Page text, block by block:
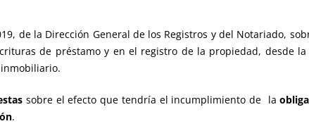
de la Dirección General de los Registros y del Notariado,
de préstamo y en el registro de la propiedad, desde
sobre el efecto que tendría el incumplimiento de la
.